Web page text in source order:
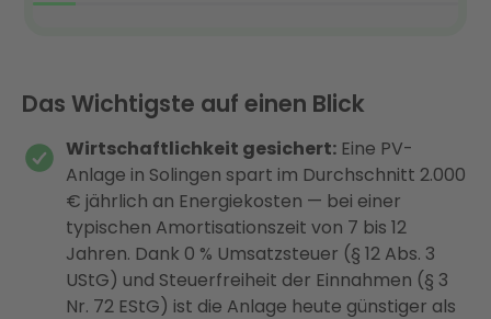
Das Wichtigste auf einen Blick
Wirtschaftlichkeit gesichert: Eine PV-
Anlage in Solingen spart im Durchschnitt 2.000
€ jährlich an Energiekosten — bei einer
typischen Amortisationszeit von 7 bis 12
Jahren. Dank 0 % Umsatzsteuer (§ 12 Abs. 3
UStG) und Steuerfreiheit der Einnahmen (§ 3
Nr. 72 EStG) ist die Anlage heute günstiger als